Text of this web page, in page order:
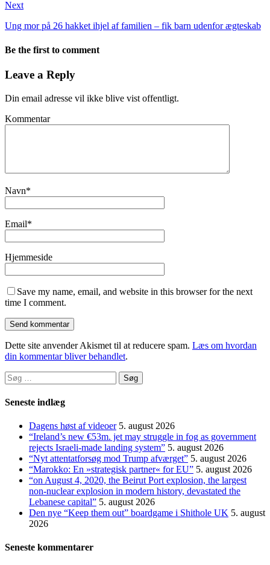
Next
Ung mor på 26 hakket ihjel af familien – fik barn udenfor ægteskab
Be the first to comment
Leave a Reply
Din email adresse vil ikke blive vist offentligt.
Kommentar
Navn*
Email*
Hjemmeside
Save my name, email, and website in this browser for the next
time I comment.
Dette site anvender Akismet til at reducere spam. Læs om hvordan
din kommentar bliver behandlet.
Søg
efter:
Seneste indlæg
Dagens høst af videoer 5. august 2026
“Ireland’s new €53m. jet may struggle in fog as government
rejects Israeli-made landing system” 5. august 2026
“Nyt attentatforsøg mod Trump afværget” 5. august 2026
“Marokko: En »strategisk partner« for EU” 5. august 2026
“on August 4, 2020, the Beirut Port explosion, the largest
non-nuclear explosion in modern history, devastated the
Lebanese capital” 5. august 2026
Den nye “Keep them out” boardgame i Shithole UK 5. august
2026
Seneste kommentarer